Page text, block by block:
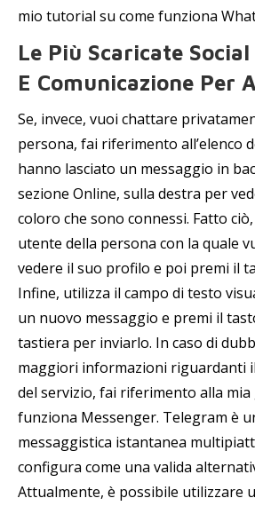
mio tutorial su come funziona
Le Più Scaricate
E Comunicazione Per
Se, invece, vuoi chattare
persona, fai riferimento all’elenco
hanno lasciato un messaggio in
sezione Online, sulla destra per
coloro che sono connessi. Fatto
utente della persona con la quale
vedere il suo profilo e poi premi il
Infine, utilizza il campo di testo
un nuovo messaggio e premi il
tastiera per inviarlo. In caso di
maggiori informazioni riguardanti
del servizio, fai riferimento alla mia
funziona Messenger. Telegram è
messaggistica istantanea
configura come una valida
Attualmente, è possibile utilizzare